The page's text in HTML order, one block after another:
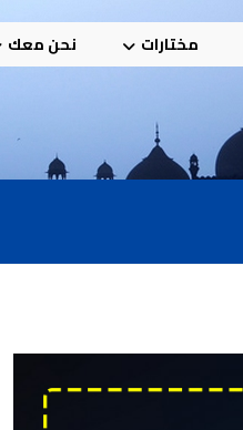
مختارات نحن معك